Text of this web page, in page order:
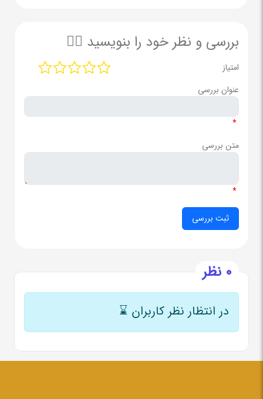
بررسی و نظر خود را بنویسید ✍🏻
امتیاز
عنوان بررسی
*
متن بررسی
*
0 نظر
در انتظار نظر کاربران ⌛